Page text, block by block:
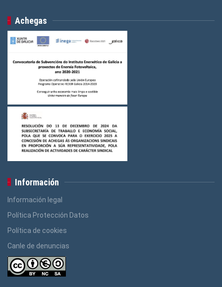
Achegas
Información
Información legal
Política Protección Datos
Política de cookies
Canle de denuncias